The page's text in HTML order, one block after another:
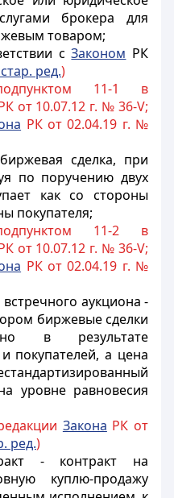
брокера для
товаром;
сЗаконом РК
ред.)
11-1 в
от 10.07.12 г. № 36-V;
РК от 02.04.19 г. №
сделка, при
по поручению двух
как со стороны
покупателя;
11-2 в
от 10.07.12 г. № 36-V;
РК от 02.04.19 г. №
аукциона -
биржевые сделки
в результате
покупателей, а цена
уровне равновесия
Закона РК от
ред.)
- контракт на
куплю-продажу